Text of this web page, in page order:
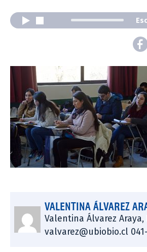
VALENTINA ÁLVAREZ
Valentina Álvarez Araya,
valvarez@ubiobio.cl 041-